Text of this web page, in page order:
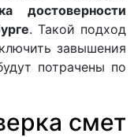
достоверности
. Такой подход
завышения
потрачены по
смет